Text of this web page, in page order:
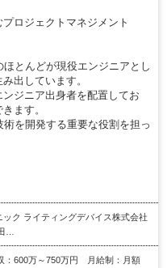
ロジェクトマネジメント
とんどが現役エンジニアとし
出しています。
ジニア出身者を配置してお
ます。
を開発する重要な役割を担っ
ク ライティングデバイス株式会社
…
：600万～750万円 月給制：月額